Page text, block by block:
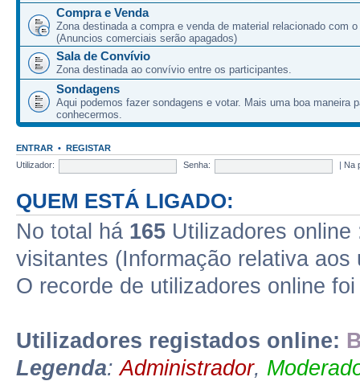
Compra e Venda
Zona destinada a compra e venda de material relacionado com
(Anuncios comerciais serão apagados)
Sala de Convívio
Zona destinada ao convívio entre os participantes.
Sondagens
Aqui podemos fazer sondagens e votar. Mais uma boa maneira
conhecermos.
ENTRAR • REGISTAR
Utilizador:
Senha: Na
QUEM ESTÁ LIGADO:
No total há 165 Utilizadores
visitantes (Informação relativa
O recorde de utilizadores online
Utilizadores registados online:
Legenda:Administrador,